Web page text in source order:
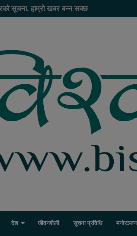
सूचना, हाम्रो खबर बन्न सक्छ
देश जीवनशैली सूचना प्रविधि मनोरञ्जन